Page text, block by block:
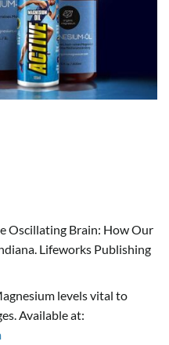
Oscillating Brain: How Our
Lifeworks Publishing
levels vital to
Available at: